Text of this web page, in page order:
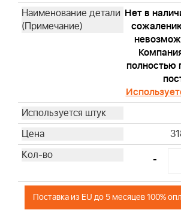
Нет в
полностью
-
Поставка из EU до 5 месяцев 100%